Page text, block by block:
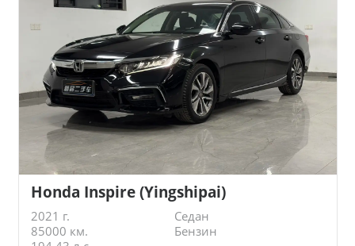
Honda Inspire (Yingshipai)
2021 г.
Седан
85000 км.
Бензин